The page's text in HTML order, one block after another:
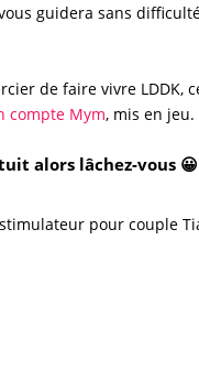
guidera sans
de faire vivre LDDK,
compte Mym, mis en jeu.
alors lâchez-vous 😀
stimulateur pour couple